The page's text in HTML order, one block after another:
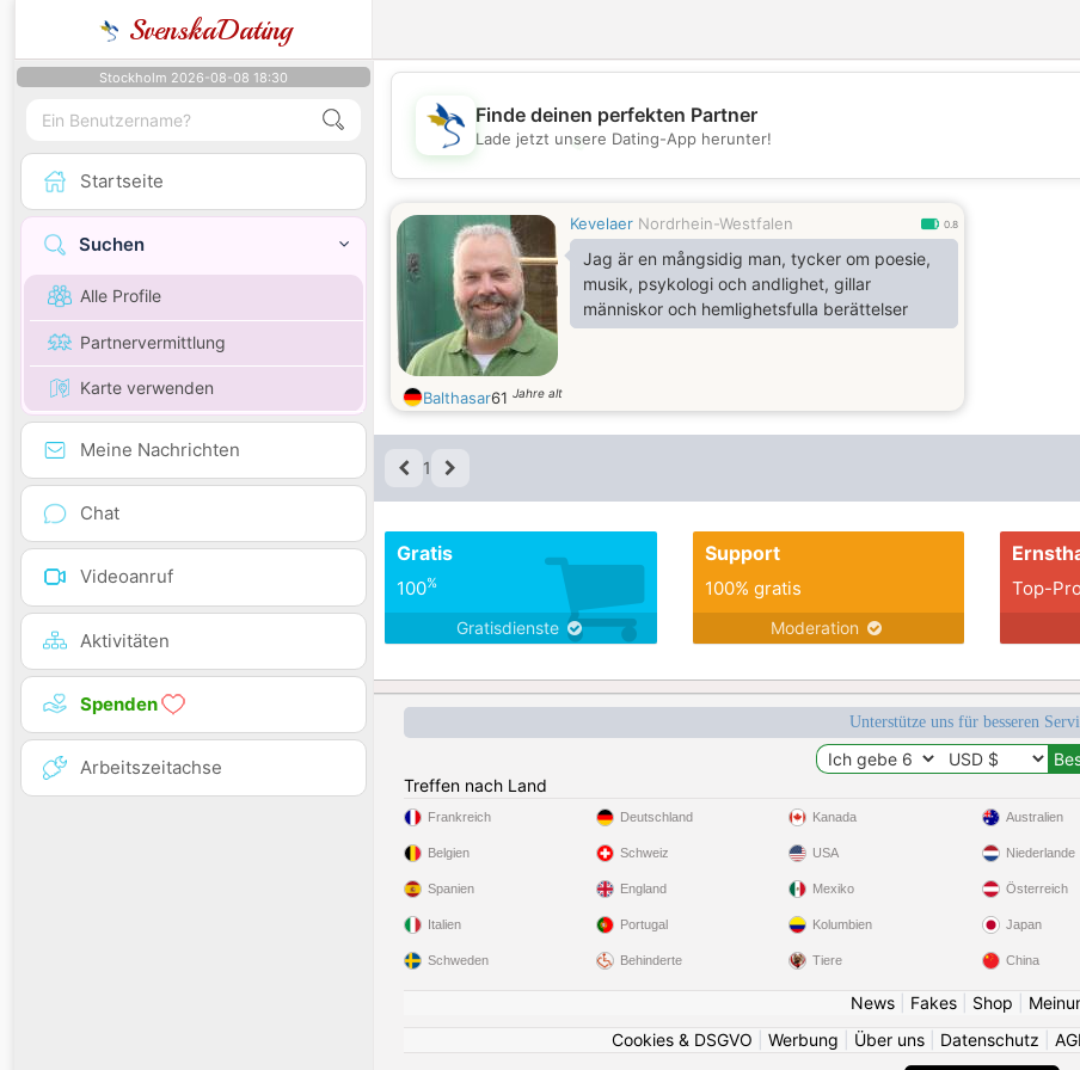
SvenskaDating
Stockholm 2026-08-08 18:30
Startseite
Suchen
Alle Profile
Partnervermittlung
Karte verwenden
Meine Nachrichten
Chat
Videoanruf
Aktivitäten
Spenden
Arbeitszeitachse
💖
Finde deinen perfekten Partner
Lade jetzt unsere Dating-App herunter!
Kevelaer Nordrhein-Westfalen 0.8
Jag är en mångsidig man, tycker om poesie,
musik, psykologi och andlighet, gillar
människor och hemlighetsfulla berättelser
Balthasar61 Jahre alt
1
Gratis
100%
Gratisdienste
Support
100% gratis
Moderation
Top-
Unterstütze uns für besseren
Treffen nach Land
Frankreich
Belgien
Spanien
Italien
Schweden
Deutschland
Schweiz
England
Portugal
Behinderte
Kanada
USA
Mexiko
Kolumbien
Tiere
Australien
Niederlande
Österreich
Japan
China
News| Fakes| Shop
Cookies & DSGVO
Werbung Über uns Datenschutz